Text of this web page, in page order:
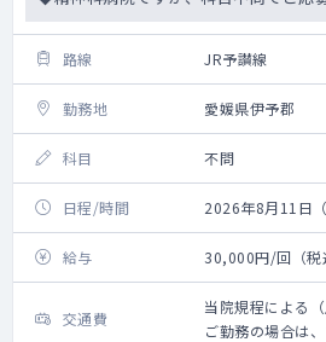
路線 JR予讃線
勤務地 愛媛県伊予郡
科目 不問
日程/時間 2026年8月11日
給与 30,000円/回（税
交通費
当院規程による
ご勤務の場合は